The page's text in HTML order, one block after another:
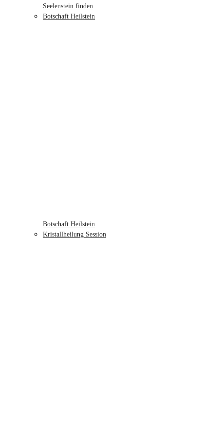
Seelenstein finden
Botschaft Heilstein
Botschaft Heilstein
Kristallheilung Session